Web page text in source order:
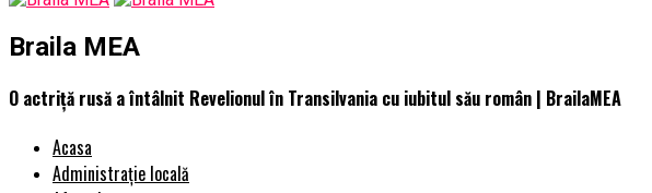
Braila MEA
O actriță rusă a întâlnit Revelionul în Transilvania cu iubitul său român | BrailaMEA
Acasa
Administrație locală